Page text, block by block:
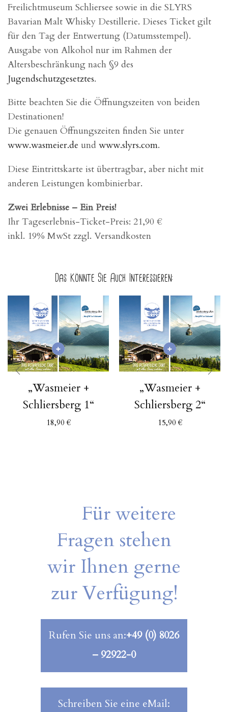
Freilichtmuseum Schliersee sowie in die SLYRS
Bavarian Malt Whisky Destillerie. Dieses Ticket gilt
für den Tag der Entwertung (Datumsstempel).
Ausgabe von Alkohol nur im Rahmen der
Altersbeschränkung nach §9 des
Jugendschutzgesetztes.
Bitte beachten Sie die Öffnungszeiten von beiden
Destinationen!
Die genauen Öffnungszeiten finden Sie unter
www.wasmeier.de und www.slyrs.com.
Diese Eintrittskarte ist übertragbar, aber nicht mit
anderen Leistungen kombinierbar.
Zwei Erlebnisse – Ein Preis!
Ihr Tageserlebnis-Ticket-Preis: 21,90 €
inkl. 19% MwSt zzgl. Versandkosten
Das Könnte Sie Auch Interessieren:
„Wasmeier +
Schliersberg 1“
18,90€
„Wasmeier +
Schliersberg 2“
15,90€
Für weitere
Fragen stehen
wir Ihnen gerne
zur Verfügung!
Rufen Sie uns an:+49 (0) 8026
– 92922-0
Schreiben Sie eine eMail: